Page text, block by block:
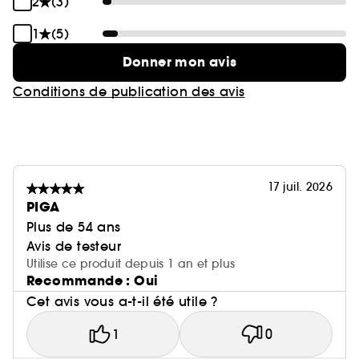
1
(5)
Donner mon avis
Conditions de publication des avis
17 juil. 2026
PIGA
Plus de 54 ans
Avis de testeur
Utilise ce produit depuis 1 an et plus
Recommande : Oui
Cet avis vous a-t-il été utile ?
1 0